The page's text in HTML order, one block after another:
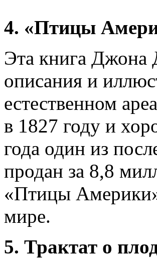
4. «Птицы
Эта книга Джона
описания и
естественном
в 1827 году и
года один из
продан за 8,8
«Птицы Америки»
мире.
5. Трактат о